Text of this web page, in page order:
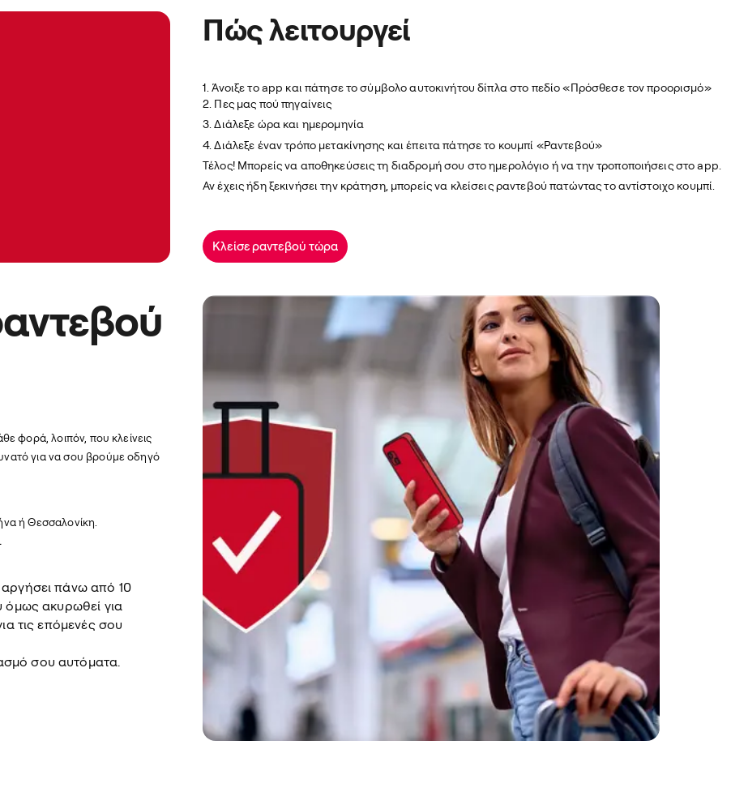
Πώς λειτουργεί
1. Άνοιξε το app και πάτησε το σύμβολο αυτοκινήτου δίπλα στο πεδίο «Πρόσθεσε τον προορισμό»
2. Πες μας πού πηγαίνεις
3. Διάλεξε ώρα και ημερομηνία
4. Διάλεξε έναν τρόπο μετακίνησης και έπειτα πάτησε το κουμπί «Ραντεβού»
Τέλος! Μπορείς να αποθηκεύσεις τη διαδρομή σου στο ημερολόγιο ή να την τροποποιήσεις στο app.
Αν έχεις ήδη ξεκινήσει την κράτηση, μπορείς να κλείσεις ραντεβού πατώντας το αντίστοιχο κουμπί.
Κλείσε ραντεβού τώρα
φορά, λοιπόν, που κλείνεις
για να σου βρούμε οδηγό
ή Θεσσαλονίκη.
πάνω από 10
όμως ακυρωθεί για
τις επόμενές σου
σου αυτόματα.